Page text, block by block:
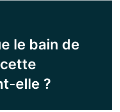
le bain de
elle ?